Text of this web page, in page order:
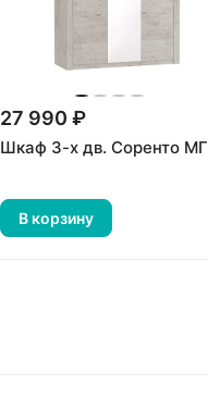
27 990 ₽
Шкаф 3-х дв. Соренто МГ
В корзину